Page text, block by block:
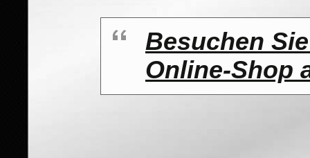
Besuchen
Online-Shop